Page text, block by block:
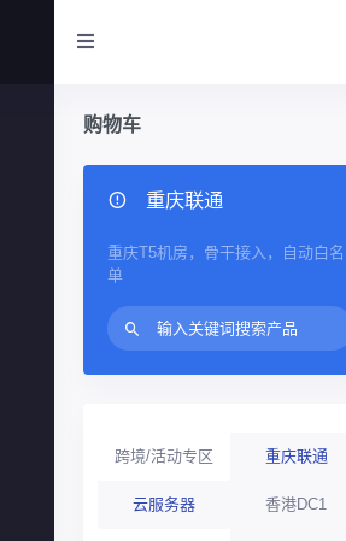
购物车
重庆联通
重庆T5机房，骨干接入，自动白名
单
跨境/活动专区
云服务器
重庆联通
香港DC1